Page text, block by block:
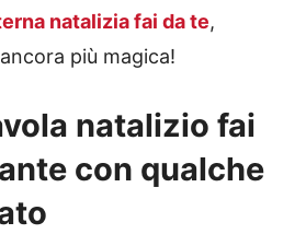
natalizia fai da te,
più magica!
natalizio fai
con qualche